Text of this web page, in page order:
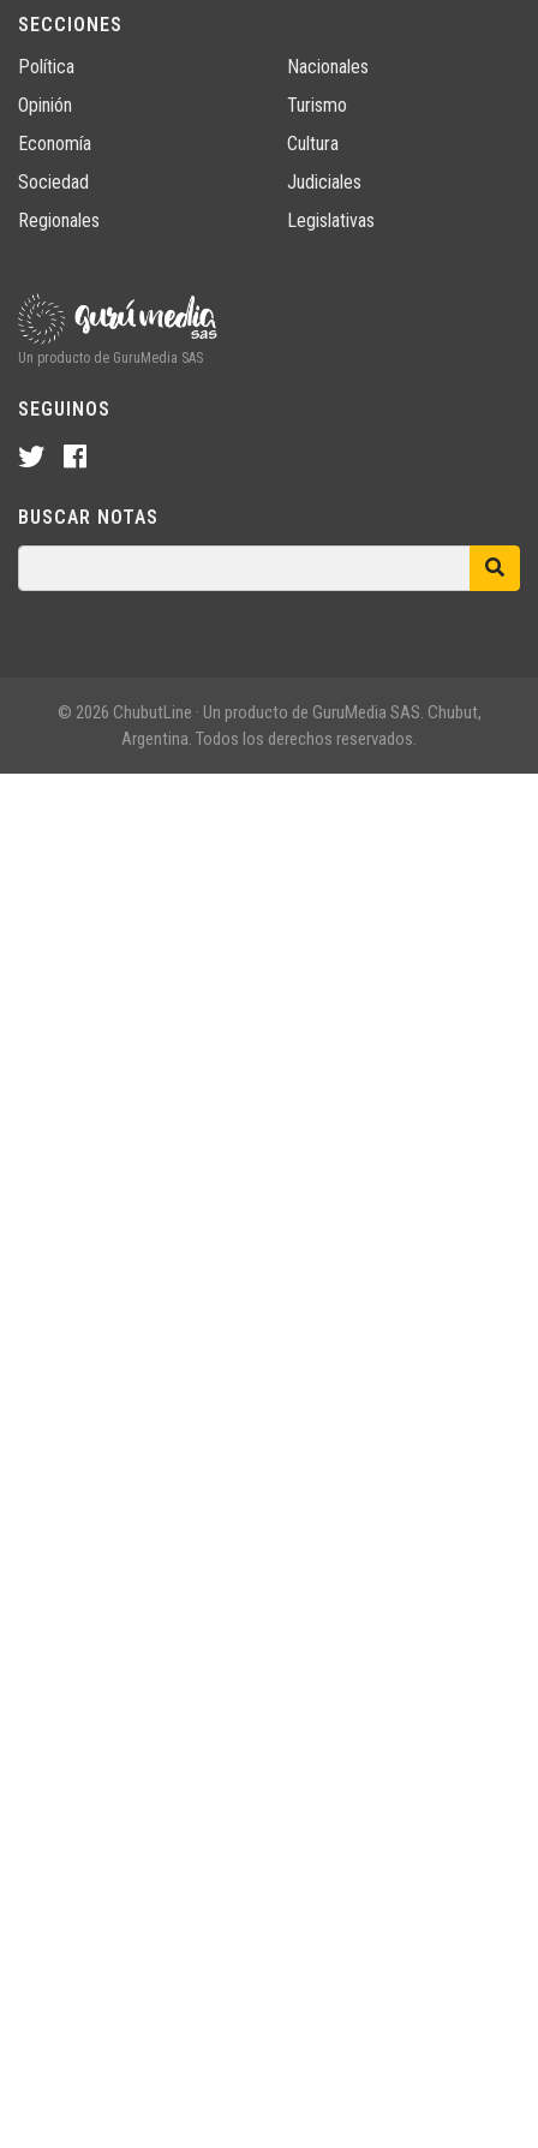
SECCIONES
Política
Opinión
Economía
Sociedad
Regionales
Nacionales
Turismo
Cultura
Judiciales
Legislativas
Un producto de GuruMedia SAS
SEGUINOS
BUSCAR NOTAS
© 2026 ChubutLine · Un producto de GuruMedia SAS. Chubut,
Argentina. Todos los derechos reservados.